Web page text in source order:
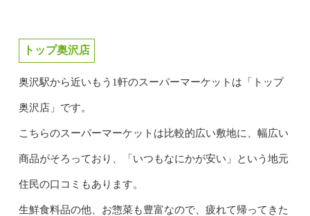
トップ奥沢店
奥沢駅から近いもう1軒のスーパーマーケットは「トップ
奥沢店」です。
こちらのスーパーマーケットは比較的広い敷地に、幅広い
商品がそろっており、「いつもなにかが安い」という地元
住民の口コミもあります。
生鮮食料品の他、お惣菜も豊富なので、疲れて帰ってきた